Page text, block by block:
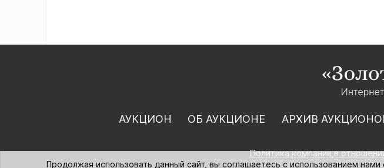
АУКЦИОН ОБ АУКЦИОНЕ АРХИВ
Политика компании в
© Интернет-аукцион
Продолжая использовать данный сайт, вы соглашаетесь с использованием